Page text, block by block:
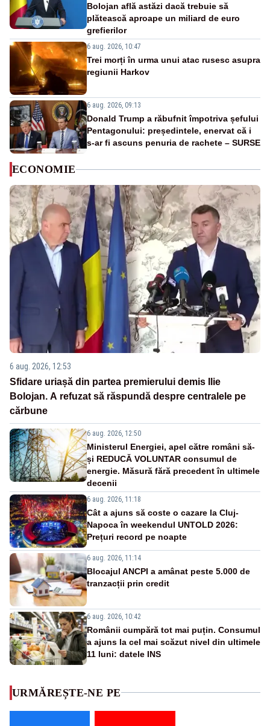
Bolojan află astăzi dacă trebuie să
plătească aproape un miliard de euro
grefierilor
6 aug. 2026, 10:47
Trei morți în urma unui atac rusesc asupra
regiunii Harkov
6 aug. 2026, 09:13
Donald Trump a răbufnit împotriva șefului
Pentagonului: președintele, enervat că i
s-ar fi ascuns penuria de rachete – SURSE
ECONOMIE
6 aug. 2026, 12:53
Sfidare uriașă din partea premierului demis Ilie
Bolojan. A refuzat să răspundă despre centralele pe
cărbune
6 aug. 2026, 12:50
Ministerul Energiei, apel către români să-
și REDUCĂ VOLUNTAR consumul de
energie. Măsură fără precedent în ultimele
decenii
6 aug. 2026, 11:18
Cât a ajuns să coste o cazare la Cluj-
Napoca în weekendul UNTOLD 2026:
Prețuri record pe noapte
6 aug. 2026, 11:14
Blocajul ANCPI a amânat peste 5.000 de
tranzacții prin credit
6 aug. 2026, 10:42
Românii cumpără tot mai puțin. Consumul
a ajuns la cel mai scăzut nivel din ultimele
11 luni: datele INS
URMĂREȘTE-NE PE